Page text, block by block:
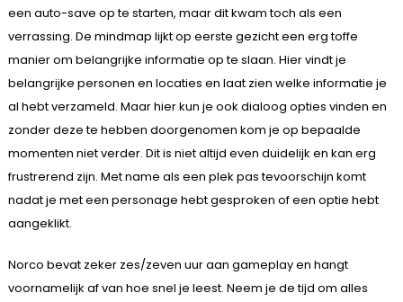
een auto-save op te starten, maar dit kwam toch als een
verrassing. De mindmap lijkt op eerste gezicht een erg toffe
manier om belangrijke informatie op te slaan. Hier vindt je
belangrijke personen en locaties en laat zien welke informatie je
al hebt verzameld. Maar hier kun je ook dialoog opties vinden en
zonder deze te hebben doorgenomen kom je op bepaalde
momenten niet verder. Dit is niet altijd even duidelijk en kan erg
frustrerend zijn. Met name als een plek pas tevoorschijn komt
nadat je met een personage hebt gesproken of een optie hebt
aangeklikt.
Norco bevat zeker zes/zeven uur aan gameplay en hangt
voornamelijk af van hoe snel je leest. Neem je de tijd om alles